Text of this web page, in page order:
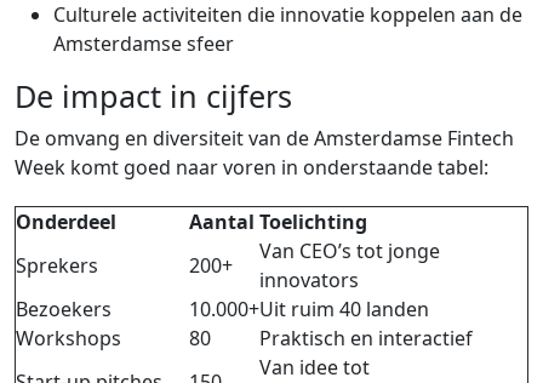
Culturele activiteiten die innovatie koppelen aan de
Amsterdamse sfeer
De impact in cijfers
De omvang en diversiteit van de Amsterdamse Fintech
Week komt goed naar voren in onderstaande tabel:
Onderdeel Aantal Toelichting
Sprekers
200+
Van CEO’s tot jonge
innovators
Bezoekers
10.000+Uit ruim 40 landen
Workshops
80
Praktisch en interactief
Van idee tot